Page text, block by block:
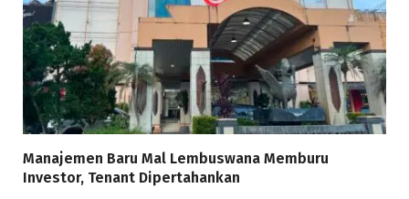
Manajemen Baru Mal Lembuswana Memburu
Investor, Tenant Dipertahankan